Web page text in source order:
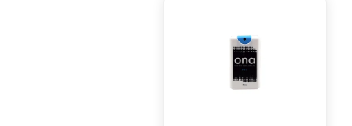
tóny. Hmotnost 67 g,
vlhkost 62 %, balení...